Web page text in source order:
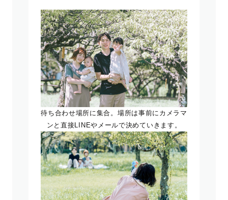
待ち合わせ場所に集合。場所は事前にカメラマ
ンと直接LINEやメールで決めていきます。